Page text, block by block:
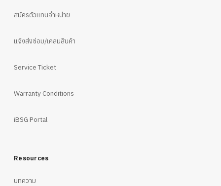
สมัครตัวแทนจำหน่าย
แจ้งส่งซ่อม/เคลมสินค้า
Service Ticket
Warranty Conditions
iBSG Portal
Resources
บทความ